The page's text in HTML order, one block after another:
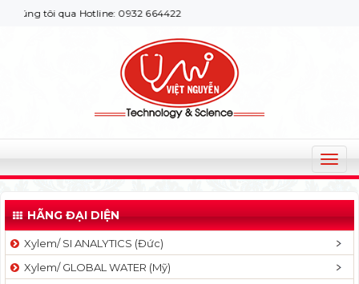
tôi qua Hotline: 0932 664422
T
o
g
l
HÃNG ĐẠI DIỆN
Xylem/ SI ANALYTICS (Đức)
Xylem/ GLOBAL WATER (Mỹ)